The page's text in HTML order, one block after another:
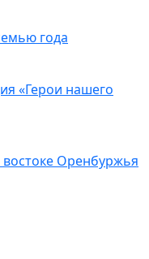
года
«Герои нашего
Оренбуржья